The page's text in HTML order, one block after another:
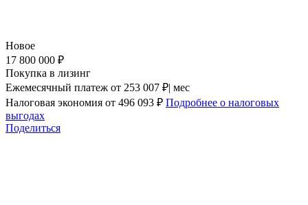
Новое
17 800 000 ₽
Покупка в лизинг
Ежемесячный платеж от 253 007 ₽| мес
Налоговая экономия от 496 093 ₽ Подробнее о налоговых
выгодах
Поделиться